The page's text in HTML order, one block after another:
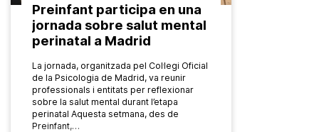
Preinfant participa en una
jornada sobre salut mental
perinatal a Madrid
La jornada, organitzada pel Col·legi Oficial
de la Psicologia de Madrid, va reunir
professionals i entitats per reflexionar
sobre la salut mental durant l’etapa
perinatal Aquesta setmana, des de
Preinfant,…